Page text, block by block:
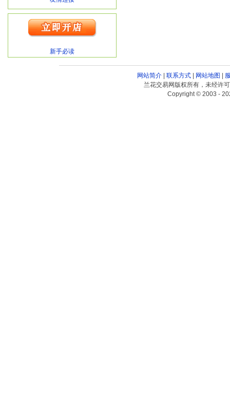
新手必读
网站简介| 联系方式| 网站地图 |
兰花交易网版权所有，未经许
Copyright © 2003 -